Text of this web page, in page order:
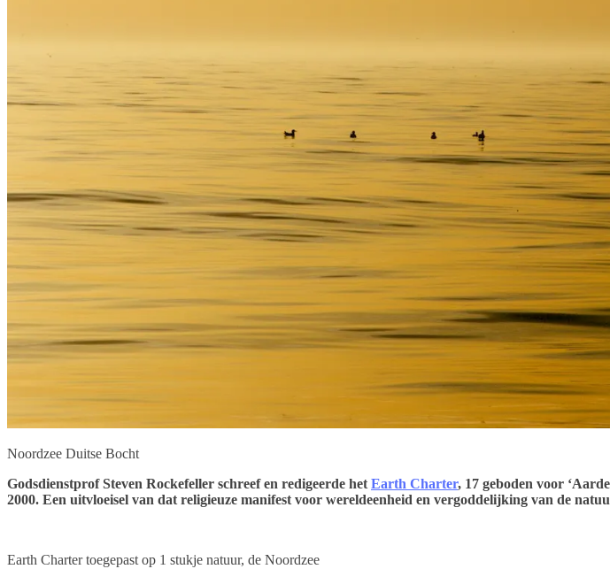
Noordzee Duitse Bocht
Godsdienstprof Steven Rockefeller schreef en redigeerde het Earth Charter, 17 geboden voor
2000. Een uitvloeisel van dat religieuze manifest voor wereldeenheid en vergoddelijking van de
Earth Charter toegepast op 1 stukje natuur, de Noordzee